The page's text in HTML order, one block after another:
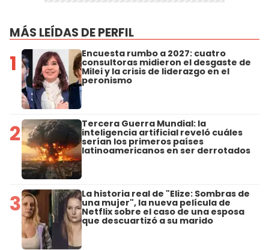
MÁS LEÍDAS DE PERFIL
1 Encuesta rumbo a 2027: cuatro
consultoras midieron el desgaste de
Milei y la crisis de liderazgo en el
peronismo
2 Tercera Guerra Mundial: la
inteligencia artificial reveló cuáles
serían los primeros países
latinoamericanos en ser derrotados
3 La historia real de "Elize: Sombras de
una mujer", la nueva película de
Netflix sobre el caso de una esposa
que descuartizó a su marido